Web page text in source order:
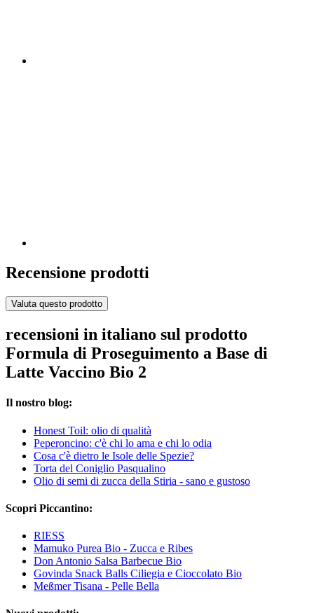
Recensione prodotti
Valuta questo prodotto
recensioni in italiano sul prodotto
Formula di Proseguimento a Base di
Latte Vaccino Bio 2
Il nostro blog:
Honest Toil: olio di qualità
Peperoncino: c'è chi lo ama e chi lo odia
Cosa c'è dietro le Isole delle Spezie?
Torta del Coniglio Pasqualino
Olio di semi di zucca della Stiria - sano e gustoso
Scopri Piccantino:
RIESS
Mamuko Purea Bio - Zucca e Ribes
Don Antonio Salsa Barbecue Bio
Govinda Snack Balls Ciliegia e Cioccolato Bio
Meßmer Tisana - Pelle Bella